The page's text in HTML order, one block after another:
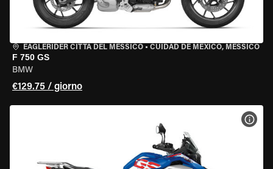
EAGLERIDER CITTÀ DEL MESSICO • CUIDAD DE MEXICO, MESSICO
F 750 GS
BMW
€129.75 / giorno